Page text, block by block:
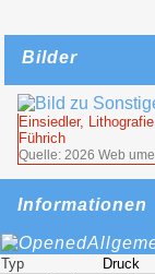
Bilder
Einsiedler,
Führich
Quelle: 2026 Web
Informationen
Typ
Druck